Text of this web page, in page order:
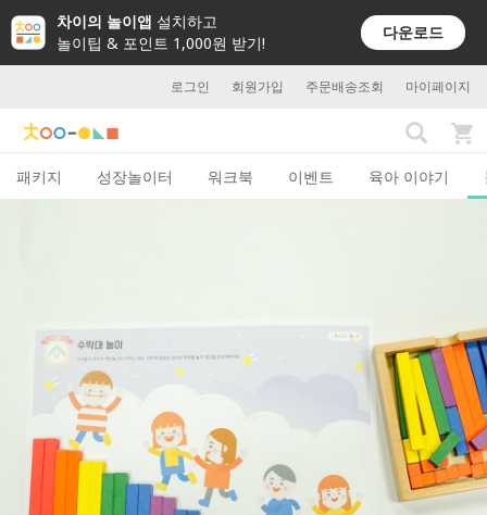
차이의 놀이앱 설치하고
놀이팁 & 포인트 1,000원 받기!
다운로드
로그인 회원가입 주문배송조회 마이페이지
패키지 성장놀이터 워크북 이벤트 육아 이야기